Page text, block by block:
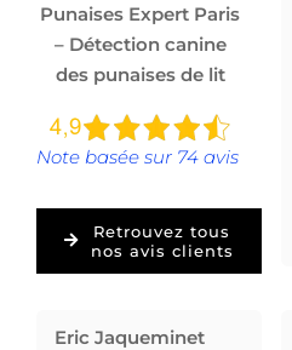
Punaises Expert Paris
– Détection canine
des punaises de lit
Note basée sur 74 avis
Retrouvez tous
nos avis clients
Eric Jaqueminet